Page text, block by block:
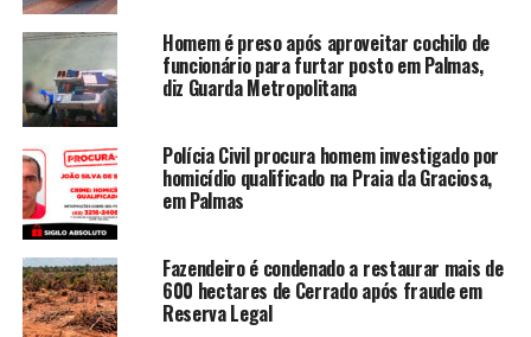
Homem é preso após aproveitar cochilo de
funcionário para furtar posto em Palmas,
diz Guarda Metropolitana
Polícia Civil procura homem investigado por
homicídio qualificado na Praia da Graciosa,
em Palmas
Fazendeiro é condenado a restaurar mais de
600 hectares de Cerrado após fraude em
Reserva Legal